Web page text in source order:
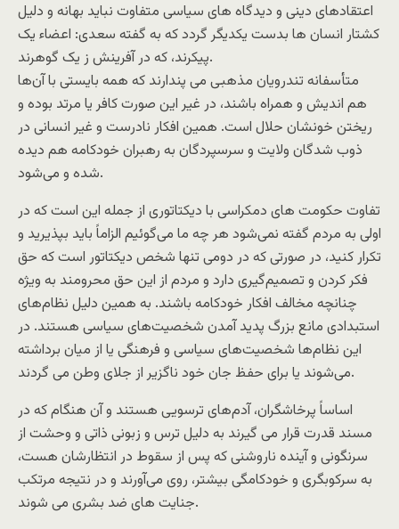
اعتقادهای دینی و دیدگاه های سیاسی متفاوت نباید بهانه و دلیل
کشتار انسان ها بدست یکدیگر گردد که به گفته سعدی: اعضاء یک
پیکرند، که در آفرینش ز یک گوهرند.
متأسفانه تندرویان مذهبی می پندارند که همه بایستی با آن‌ها
هم اندیش و همراه باشند، در غیر این صورت کافر یا مرتد بوده و
ریختن خونشان حلال است. همین افکار نادرست و غیر انسانی در
ذوب شدگان ولایت و سرسپردگان به رهبران خودکامه هم دیده
شده و می‌شود.
تفاوت حکومت های دمکراسی با دیکتاتوری از جمله این است که در
اولی به مردم گفته نمی‌شود هر چه ما می‌گوئیم الزاماً باید بپذیرید و
تکرار کنید، در صورتی که در دومی تنها شخص دیکتاتور است که حق
فکر کردن و تصمیم‌گیری دارد و مردم از این حق محرومند به ویژه
چنانچه مخالف افکار خودکامه باشند. به همین دلیل نظام‌های
استبدادی مانع بزرگ پدید آمدن شخصیت‌های سیاسی هستند. در
این نظام‌ها شخصیت‌های سیاسی و فرهنگی یا از میان برداشته
می‌شوند یا برای حفظ جان خود ناگزیر از جلای وطن می گردند.
اساساً پرخاشگران، آدم‌های ترسویی هستند و آن هنگام که در
مسند قدرت قرار می گیرند به دلیل ترس و زبونی ذاتی و وحشت از
سرنگونی و آینده ناروشنی که پس از سقوط در انتظارشان هست،
به سرکوبگری و خودکامگی بیشتر، روی می‌آورند و در نتیجه مرتکب
جنایت های ضد بشری می شوند.